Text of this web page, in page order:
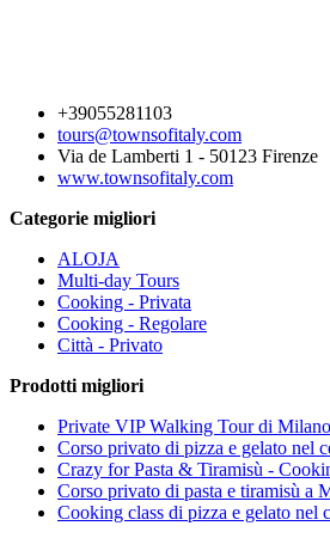
+39055281103
tours@townsofitaly.com
Via de Lamberti 1 - 50123 Firenze
www.townsofitaly.com
Categorie migliori
ALOJA
Multi-day Tours
Cooking - Privata
Cooking - Regolare
Città - Privato
Prodotti migliori
Private VIP Walking Tour di Milano
Corso privato di pizza e gelato nel
Crazy for Pasta & Tiramisù -
Corso privato di pasta e tiramisù a
Cooking class di pizza e gelato nel